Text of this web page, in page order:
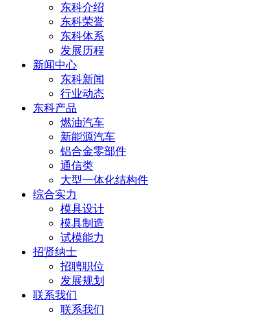
东科介绍
东科荣誉
东科体系
发展历程
新闻中心
东科新闻
行业动态
东科产品
燃油汽车
新能源汽车
铝合金零部件
通信类
大型一体化结构件
综合实力
模具设计
模具制造
试模能力
招贤纳士
招聘职位
发展规划
联系我们
联系我们